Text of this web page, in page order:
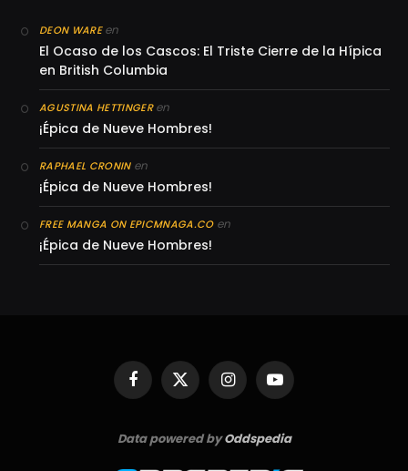
DEON WAREen
El Ocaso de los Cascos: El Triste Cierre de la Hípica
en British Columbia
AGUSTINA HETTINGERen
¡Épica de Nueve Hombres!
RAPHAEL CRONINen
¡Épica de Nueve Hombres!
FREE MANGA ON EPICMNAGA.COen
¡Épica de Nueve Hombres!
Facebook
X
(Twitter)
InstagramYouTube
Data powered byOddspedia